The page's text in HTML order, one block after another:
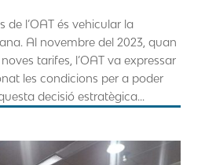
de l’OAT és vehicular la
Al novembre del 2023, quan
tarifes, l’OAT va expressar
les condicions per a poder
decisió estratègica...